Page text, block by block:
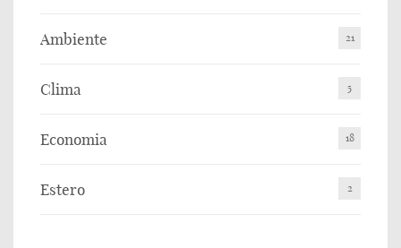
Ambiente 21
Clima 5
Economia 18
Estero 2